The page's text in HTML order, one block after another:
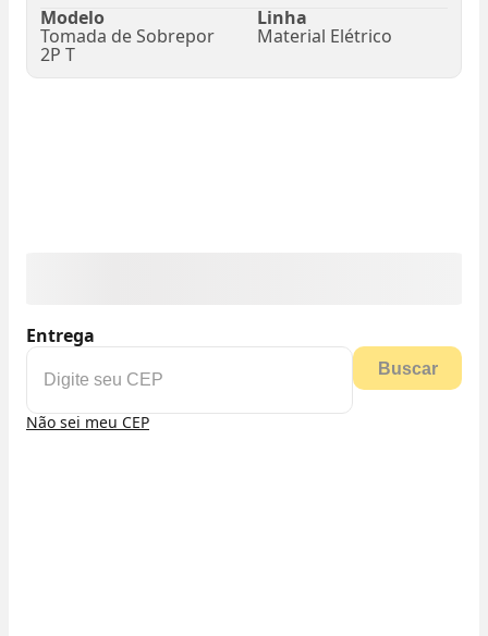
Modelo
Tomada de Sobrepor
2P T
Linha
Material Elétrico
Entrega
Buscar
Não sei meu CEP